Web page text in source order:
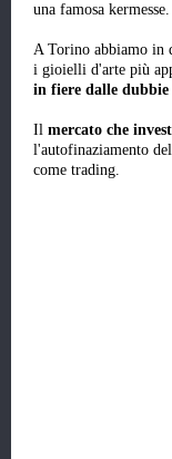
una famosa kermesse.
A Torino abbiamo in
i gioielli d'arte più
in fiere dalle dubbie
Il mercato che
l'autofinaziamento
come trading.